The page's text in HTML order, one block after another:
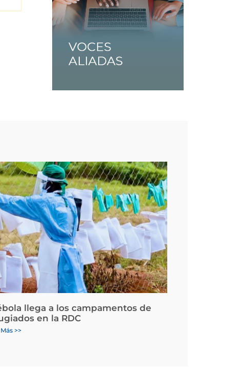
llega a los campamentos de
en la RDC
>>